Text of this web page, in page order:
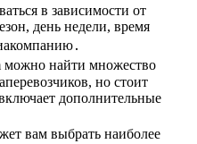
в зависимости от
день недели, время
можно найти множество
но стоит
дополнительные
вам выбрать наиболее